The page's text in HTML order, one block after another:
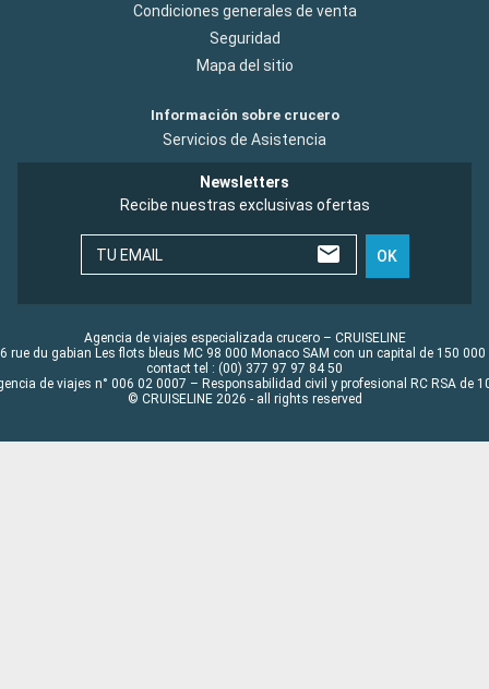
Condiciones generales de venta
Seguridad
Mapa del sitio
Información sobre crucero
Servicios de Asistencia
Newsletters
Recibe nuestras exclusivas ofertas
TU EMAIL OK
Agencia de viajes especializada crucero – CRUISELINE
rue du gabian Les flots bleus MC 98 000 Monaco SAM con un capital de 150 000
contact tel : (00) 377 97 97 84 50
de viajes n° 006 02 0007 – Responsabilidad civil y profesional RC RSA de
© CRUISELINE 2026 - all rights reserved